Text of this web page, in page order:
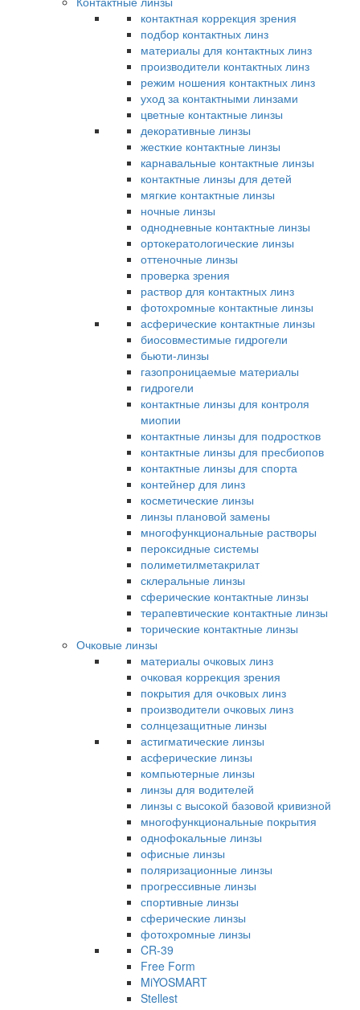
контактная коррекция зрения
подбор контактных линз
материалы для контактных линз
производители контактных линз
режим ношения контактных линз
уход за контактными линзами
цветные контактные линзы
декоративные линзы
жесткие контактные линзы
карнавальные контактные линзы
контактные линзы для детей
мягкие контактные линзы
ночные линзы
однодневные контактные линзы
ортокератологические линзы
оттеночные линзы
проверка зрения
раствор для контактных линз
фотохромные контактные линзы
асферические контактные линзы
биосовместимые гидрогели
бьюти-линзы
газопроницаемые материалы
гидрогели
контактные линзы для контроля
миопии
контактные линзы для подростков
контактные линзы для пресбиопов
контактные линзы для спорта
контейнер для линз
косметические линзы
линзы плановой замены
многофункциональные растворы
пероксидные системы
полиметилметакрилат
склеральные линзы
сферические контактные линзы
терапевтические контактные линзы
торические контактные линзы
Очковые линзы
материалы очковых линз
очковая коррекция зрения
покрытия для очковых линз
производители очковых линз
солнцезащитные линзы
астигматические линзы
асферические линзы
компьютерные линзы
линзы для водителей
линзы с высокой базовой кривизной
многофункциональные покрытия
однофокальные линзы
офисные линзы
поляризационные линзы
прогрессивные линзы
спортивные линзы
сферические линзы
фотохромные линзы
CR-39
Free Form
MiYOSMART
Stellest